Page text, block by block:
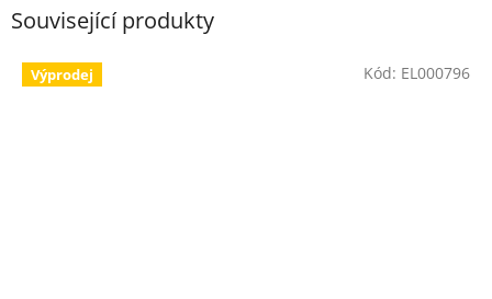
Související produkty
Výprodej Kód: EL000796